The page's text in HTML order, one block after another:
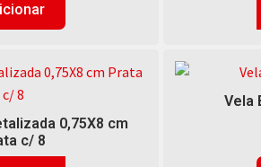
0,75X8 cm
c/ 8
Vela